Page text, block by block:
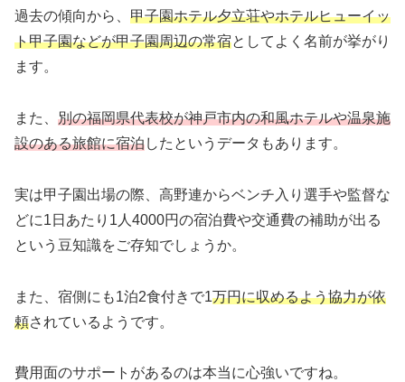
過去の傾向から、 甲子園ホテル夕立荘やホテルヒューイッ
ト甲子園などが甲子園周辺の常宿としてよく名前が挙がり
ます。
また、 別の福岡県代表校が神戸市内の和風ホテルや温泉施
設のある旅館に宿泊したというデータもあります。
実は甲子園出場の際、高野連からベンチ入り選手や監督な
どに1日あたり1人4000円の宿泊費や交通費の補助が出る
という豆知識をご存知でしょうか。
また、宿側にも1泊2食付きで1万円に収めるよう協力が依
頼されているようです。
費用面のサポートがあるのは本当に心強いですね。